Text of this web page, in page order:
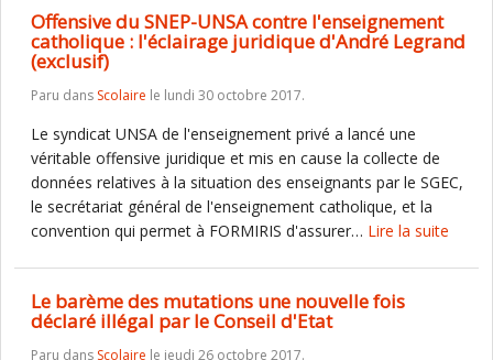
Offensive du SNEP-UNSA contre l'enseignement
catholique : l'éclairage juridique d'André Legrand
(exclusif)
Paru dans Scolaire le lundi 30 octobre 2017.
Le syndicat UNSA de l'enseignement privé a lancé une
véritable offensive juridique et mis en cause la collecte de
données relatives à la situation des enseignants par le SGEC,
le secrétariat général de l'enseignement catholique, et la
convention qui permet à FORMIRIS d'assurer… Lire la suite
Le barème des mutations une nouvelle fois
déclaré illégal par le Conseil d'Etat
Paru dans Scolaire le jeudi 26 octobre 2017.